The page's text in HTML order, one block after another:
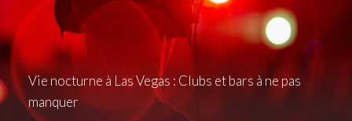
Vie nocturne à Las Vegas : Clubs et bars à ne pas
manquer